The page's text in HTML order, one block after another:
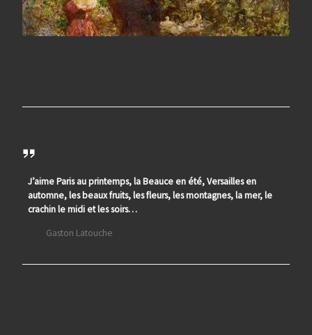
J’aime Paris au printemps, la Beauce en été, Versailles en
automne, les beaux fruits, les fleurs, les montagnes, la mer, le
crachin le midi et les soirs…
Gaston Latouche